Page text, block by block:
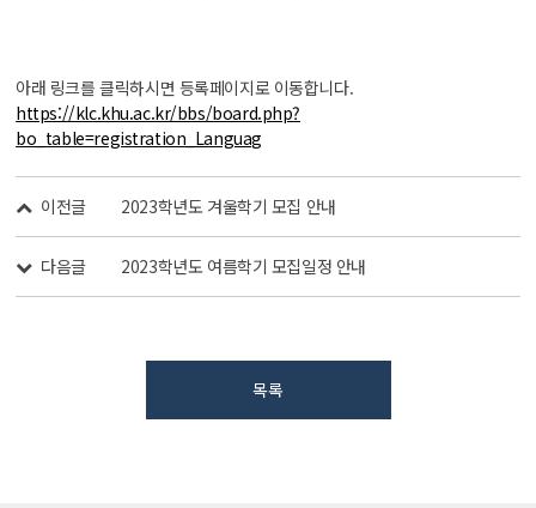
아래 링크를 클릭하시면 등록페이지로 이동합니다.
https://klc.khu.ac.kr/bbs/board.php?
bo_table=registration_Languag
이전글 2023학년도 겨울학기 모집 안내
다음글 2023학년도 여름학기 모집일정 안내
목록